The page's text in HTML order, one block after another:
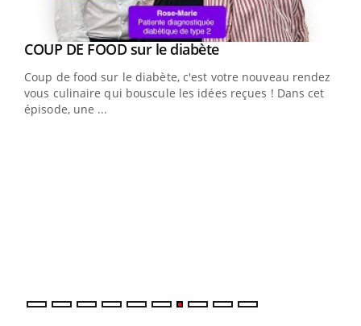
Youtube
COUP DE FOOD sur le diabèteYoutube
Coup de food sur le diabète, c'est votre nouveau rendez-
vous culinaire qui bouscule les idées reçues ! Dans cet
épisode, une ...